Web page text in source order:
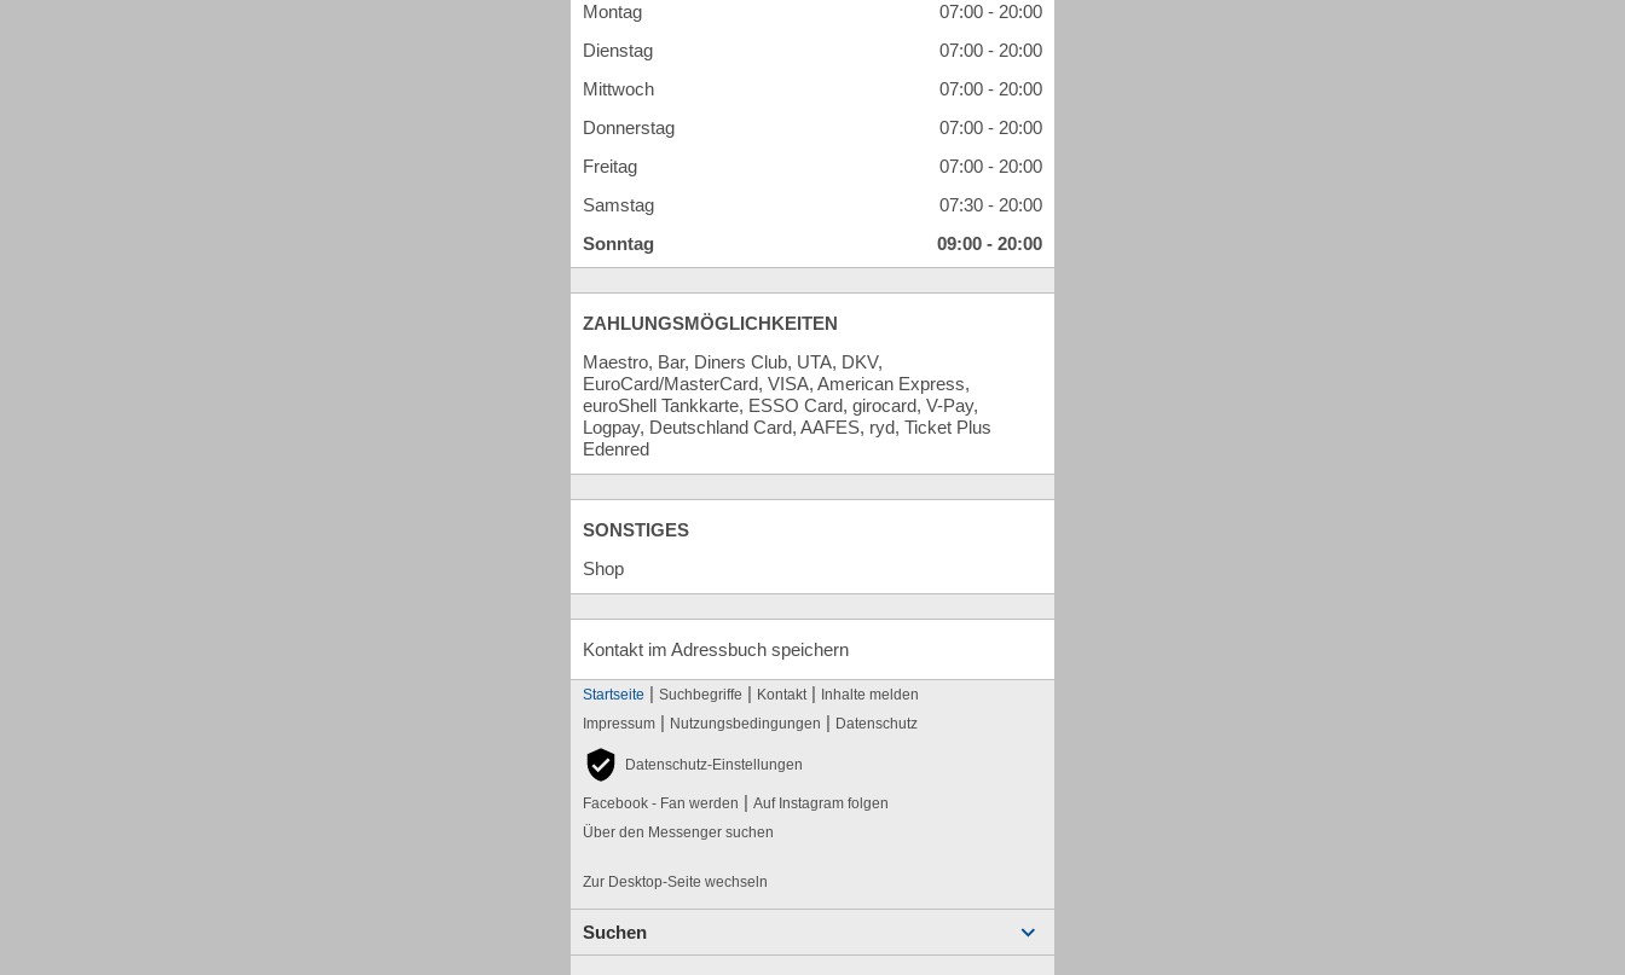
Montag
07:00 - 20:00
Dienstag
07:00 - 20:00
Mittwoch
07:00 - 20:00
Donnerstag
07:00 - 20:00
Freitag
07:00 - 20:00
Samstag
07:30 - 20:00
Sonntag
09:00 - 20:00
ZAHLUNGSMÖGLICHKEITEN
Maestro, Bar, Diners Club, UTA, DKV,
EuroCard/MasterCard, VISA, American Express,
euroShell Tankkarte, ESSO Card, girocard, V-Pay,
Logpay, Deutschland Card, AAFES, ryd, Ticket Plus
Edenred
SONSTIGES
Shop
Kontakt im Adressbuch speichern
Startseite | Suchbegriffe | Kontakt | Inhalte melden
Impressum | Nutzungsbedingungen | Datenschutz
Datenschutz-Einstellungen
Facebook - Fan werden | Auf Instagram folgen
Über den Messenger suchen
Zur Desktop-Seite wechseln
Suchen